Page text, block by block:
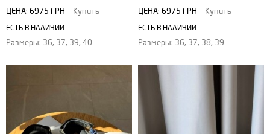
ЦЕНА: 6975 ГРН Купить
ЕСТЬ В НАЛИЧИИ
Размеры: 36, 37, 39, 40
ЦЕНА: 6975 ГРН Купить
ЕСТЬ В НАЛИЧИИ
Размеры: 36, 37, 38, 39